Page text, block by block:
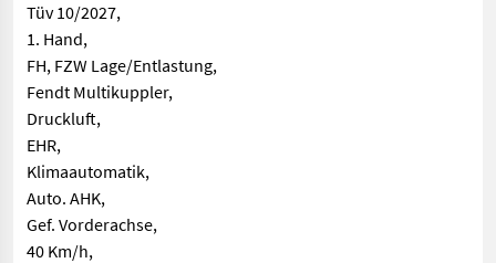
Tüv 10/2027,
1. Hand,
FH, FZW Lage/Entlastung,
Fendt Multikuppler,
Druckluft,
EHR,
Klimaautomatik,
Auto. AHK,
Gef. Vorderachse,
40 Km/h,